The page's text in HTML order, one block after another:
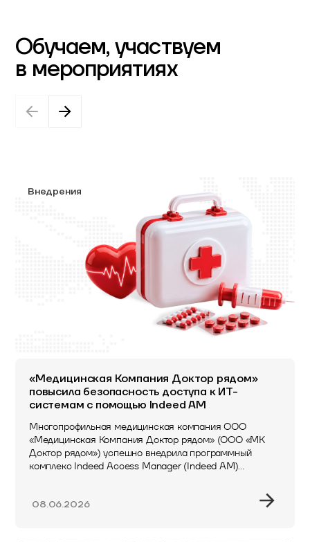
Обучаем, участвуем
в мероприятиях
Внедрения
«Медицинская Компания Доктор рядом»
повысила безопасность доступа к ИТ-
системам с помощью Indeed AM
Многопрофильная медицинская компания ООО
«Медицинская Компания Доктор рядом» (ООО «МК
Доктор рядом») успешно внедрила программный
комплекс Indeed Access Manager (Indeed AM)
08.06.2026